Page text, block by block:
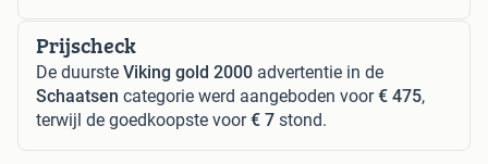
Prijscheck
De duurste Viking gold 2000 advertentie in de
Schaatsen categorie werd aangeboden voor€ 475,
terwijl de goedkoopste voor€ 7 stond.